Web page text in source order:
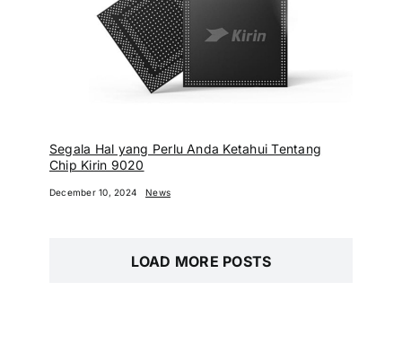
Segala Hal yang Perlu Anda Ketahui Tentang
Chip Kirin 9020
December 10, 2024 News
LOAD MORE POSTS